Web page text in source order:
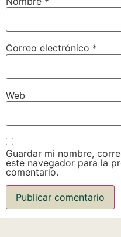
Correo electrónico *
Web
Guardar mi nombre,
este navegador para la
comentario.